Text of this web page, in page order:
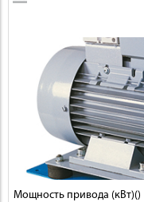
Мощность привода (кВт)()